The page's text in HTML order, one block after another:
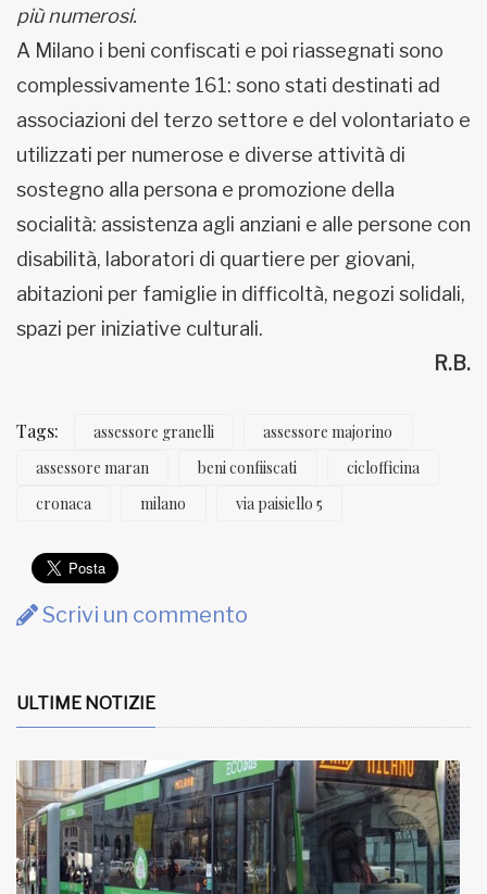
più numerosi.
A Milano i beni confiscati e poi riassegnati sono
complessivamente 161: sono stati destinati ad
associazioni del terzo settore e del volontariato e
utilizzati per numerose e diverse attività di
sostegno alla persona e promozione della
socialità: assistenza agli anziani e alle persone con
disabilità, laboratori di quartiere per giovani,
abitazioni per famiglie in difficoltà, negozi solidali,
spazi per iniziative culturali.
R.B.
Tags: assessore granelli
assessore majorino
assessore maran
beni confiiscati
ciclofficina
cronaca
milano via paisiello 5
Scrivi un commento
ULTIME NOTIZIE